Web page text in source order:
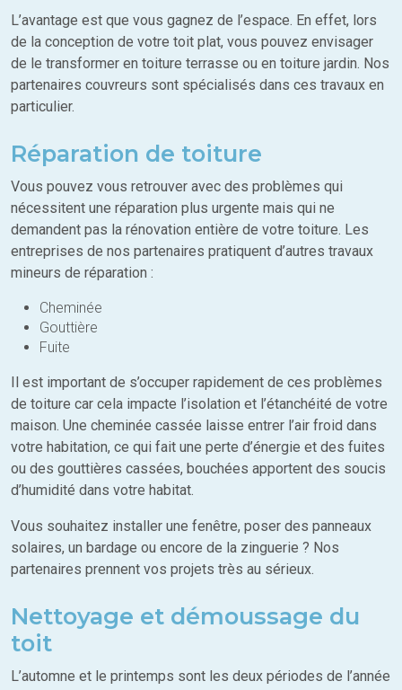
L’avantage est que vous gagnez de l’espace. En effet, lors
de la conception de votre toit plat, vous pouvez envisager
de le transformer en toiture terrasse ou en toiture jardin. Nos
partenaires couvreurs sont spécialisés dans ces travaux en
particulier.
Réparation de toiture
Vous pouvez vous retrouver avec des problèmes qui
nécessitent une réparation plus urgente mais qui ne
demandent pas la rénovation entière de votre toiture. Les
entreprises de nos partenaires pratiquent d’autres travaux
mineurs de réparation :
Cheminée
Gouttière
Fuite
Il est important de s’occuper rapidement de ces problèmes
de toiture car cela impacte l’isolation et l’étanchéité de votre
maison. Une cheminée cassée laisse entrer l’air froid dans
votre habitation, ce qui fait une perte d’énergie et des fuites
ou des gouttières cassées, bouchées apportent des soucis
d’humidité dans votre habitat.
Vous souhaitez installer une fenêtre, poser des panneaux
solaires, un bardage ou encore de la zinguerie ? Nos
partenaires prennent vos projets très au sérieux.
Nettoyage et démoussage du
toit
L’automne et le printemps sont les deux périodes de l’année